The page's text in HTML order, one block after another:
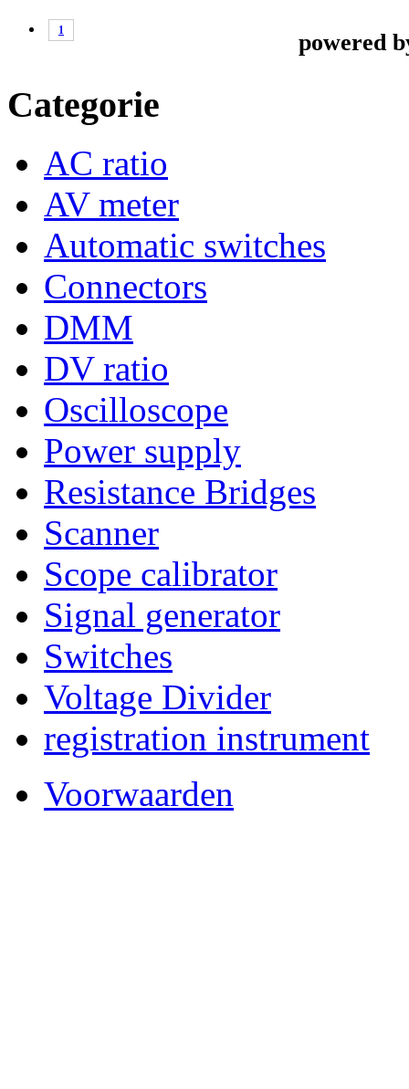
1 powered
Categorie
AC ratio
AV meter
Automatic switches
Connectors
DMM
DV ratio
Oscilloscope
Power supply
Resistance Bridges
Scanner
Scope calibrator
Signal generator
Switches
Voltage Divider
registration instrument
Voorwaarden